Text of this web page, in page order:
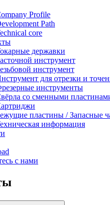
Profile
Path
core
державки
инструмент
инструмент
для отрезки и
инструменты
со сменными
пластины / Запасные
информация
с нами